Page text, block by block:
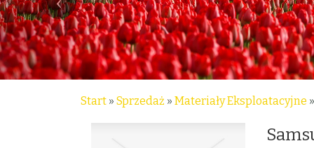
Start » Sprzedaż » Materiały Eksploatacyjne